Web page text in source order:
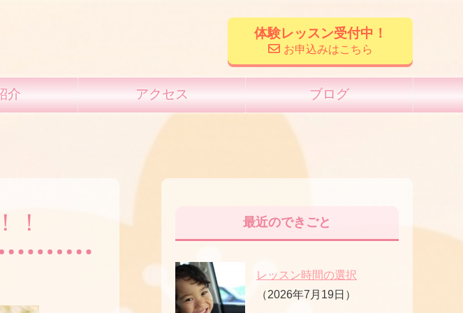
体験レッスン受付中！
お申込みはこちら
介 アクセス ブログ
！ 最近のできごと
レッスン時間の選択
（2026年7月19日）